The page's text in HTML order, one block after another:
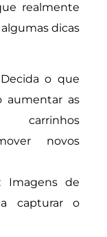
realmente
dicas
o que
aumentar as
carrinhos
novos
: Imagens de
capturar o